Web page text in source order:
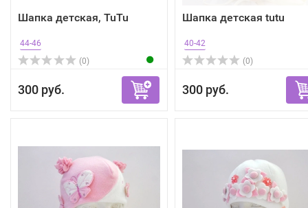
Шапка детская, TuTu
44-46
(0)
300 руб.
Шапка детская tutu
40-42
(0)
300 руб.